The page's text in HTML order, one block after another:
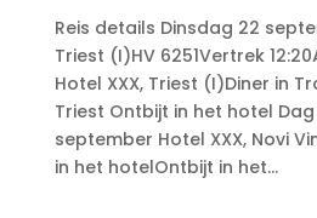
Reis details Dinsdag 22
Triest (I)HV 6251Vertrek
Hotel XXX, Triest (I)Diner in
Triest Ontbijt in het hotel
september Hotel XXX, Novi
in het hotelOntbijt in het...